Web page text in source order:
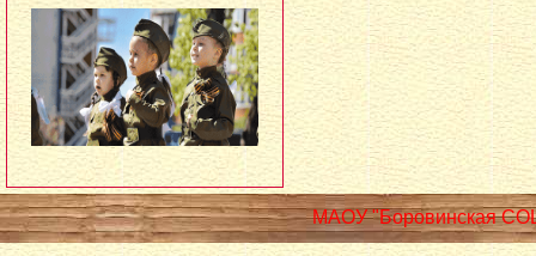
МАОУ "Боровинская